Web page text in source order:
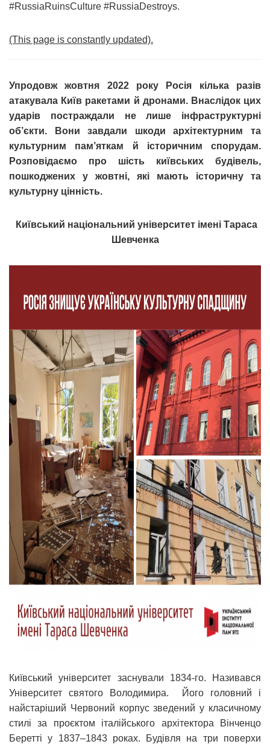
#RussiaRuinsCulture #RussiaDestroys.
(This page is constantly updated).
Упродовж жовтня 2022 року Росія кілька разів
атакувала Київ ракетами й дронами. Внаслідок цих
ударів постраждали не лише інфраструктурні
об’єкти. Вони завдали шкоди архітектурним та
культурним пам’яткам й історичним спорудам.
Розповідаємо про шість київських будівель,
пошкоджених у жовтні, які мають історичну та
культурну цінність.
Київський національний університет імені Тараса
Шевченка
Київський університет заснували 1834-го. Називався
Університет святого Володимира. Його головний і
найстаріший Червоний корпус зведений у класичному
стилі за проєктом італійського архітектора Вінченцо
Беретті у 1837–1843 роках. Будівля на три поверхи